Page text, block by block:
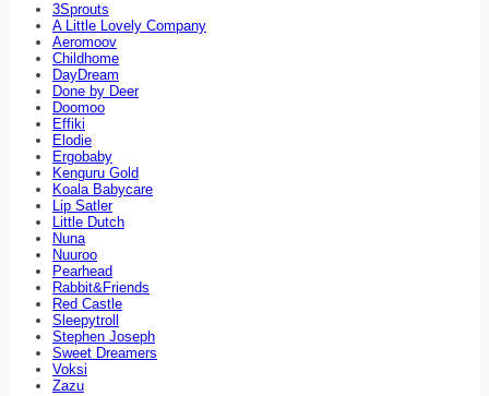
3Sprouts
A Little Lovely Company
Aeromoov
Childhome
DayDream
Done by Deer
Doomoo
Effiki
Elodie
Ergobaby
Kenguru Gold
Koala Babycare
Lip Satler
Little Dutch
Nuna
Nuuroo
Pearhead
Rabbit&Friends
Red Castle
Sleepytroll
Stephen Joseph
Sweet Dreamers
Voksi
Zazu